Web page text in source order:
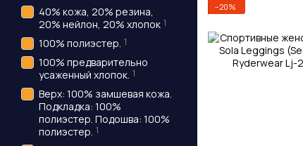
−20%
40% кожа, 20% резина,
20% нейлон, 20% хлопок 1
100% полиэстер. 1
100% предварительно
усаженный хлопок. 1
Верх: 100% замшевая кожа.
Подкладка: 100%
полиэстер. Подошва: 100%
полиэстер. 1